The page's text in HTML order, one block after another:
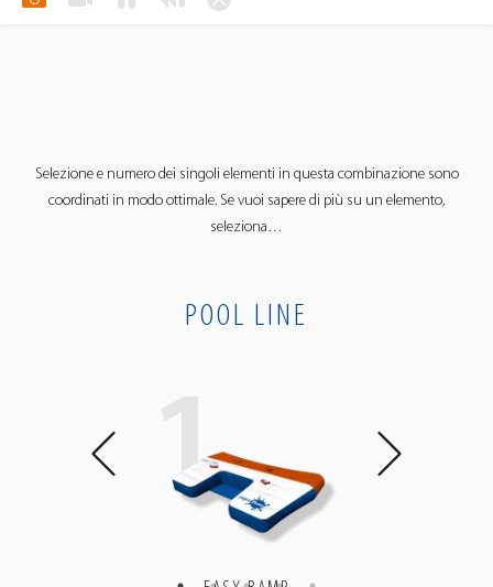
Selezione e numero dei singoli elementi in questa combinazione sono
coordinati in modo ottimale. Se vuoi sapere di più su un elemento,
seleziona…
POOL LINE
1 1